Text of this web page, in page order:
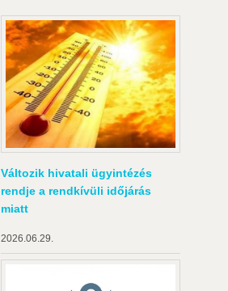
Változik hivatali ügyintézés
rendje a rendkívüli időjárás
miatt
2026.06.29.